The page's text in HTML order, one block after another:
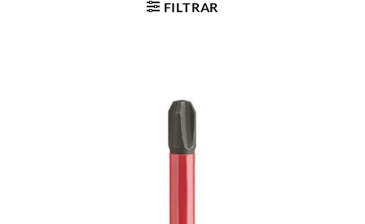
FILTRAR